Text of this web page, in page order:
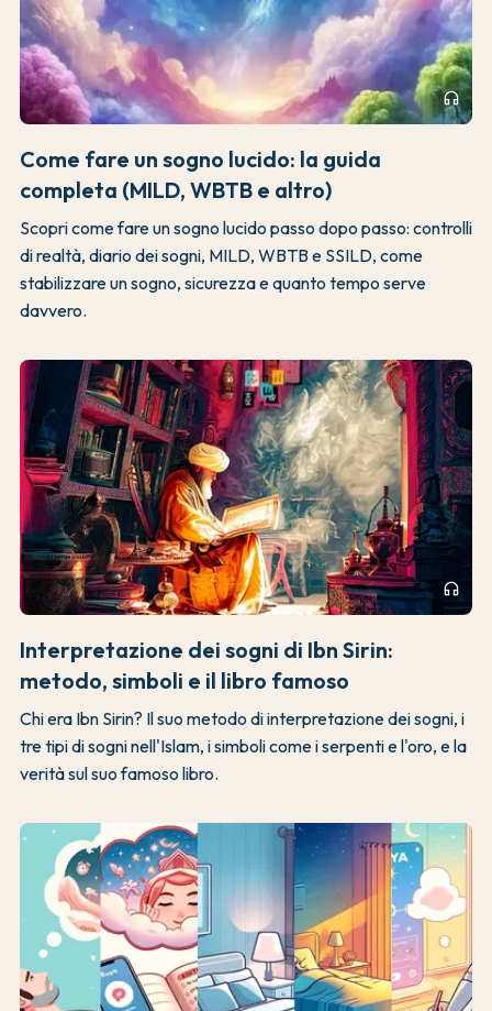
headphones
Come fare un sogno lucido: la guida
completa (MILD, WBTB e altro)
Scopri come fare un sogno lucido passo dopo passo: controlli
di realtà, diario dei sogni, MILD, WBTB e SSILD, come
stabilizzare un sogno, sicurezza e quanto tempo serve
davvero.
headphones
Interpretazione dei sogni di Ibn Sirin:
metodo, simboli e il libro famoso
Chi era Ibn Sirin? Il suo metodo di interpretazione dei sogni, i
tre tipi di sogni nell'Islam, i simboli come i serpenti e l'oro, e la
verità sul suo famoso libro.